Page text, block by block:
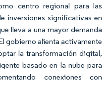
centro regional para las
inversiones significativas en
lleva a una mayor demanda
gobierno alienta activamente
la transformación digital,
basado en la nube para
conexiones con